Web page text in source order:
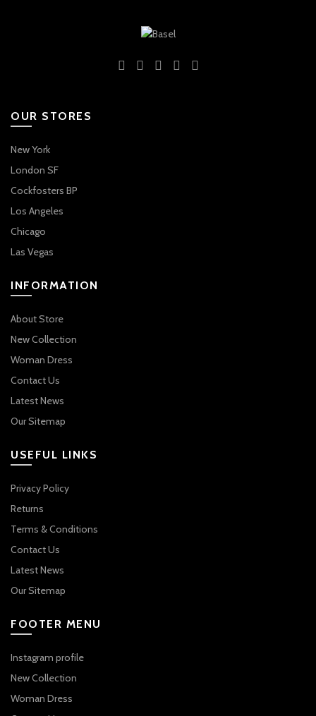
OUR STORES
New York
London SF
Cockfosters BP
Los Angeles
Chicago
Las Vegas
INFORMATION
About Store
New Collection
Woman Dress
Contact Us
Latest News
Our Sitemap
USEFUL LINKS
Privacy Policy
Returns
Terms & Conditions
Contact Us
Latest News
Our Sitemap
FOOTER MENU
Instagram profile
New Collection
Woman Dress